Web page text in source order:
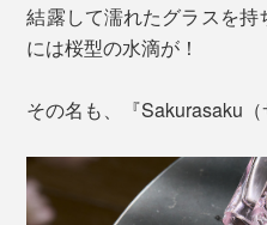
結露して濡れたグラスを
には桜型の水滴が！
その名も、『Sakurasaku（